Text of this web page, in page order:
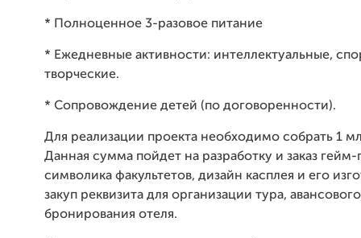
* Полноценное 3-разовое питание
* Ежедневные активности: интеллектуальные,
творческие.
* Сопровождение детей (по договоренности).
Для реализации проекта необходимо собрать 1
Данная сумма пойдет на разработку и заказ гейм-
символика факультетов, дизайн касплея и его
закуп реквизита для организации тура,
бронирования отеля.